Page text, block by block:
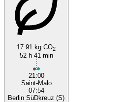
17.91 kg CO2
52 h 41 min
21:00
Saint-Malo
07:54
Berlin SüDkreuz (S)